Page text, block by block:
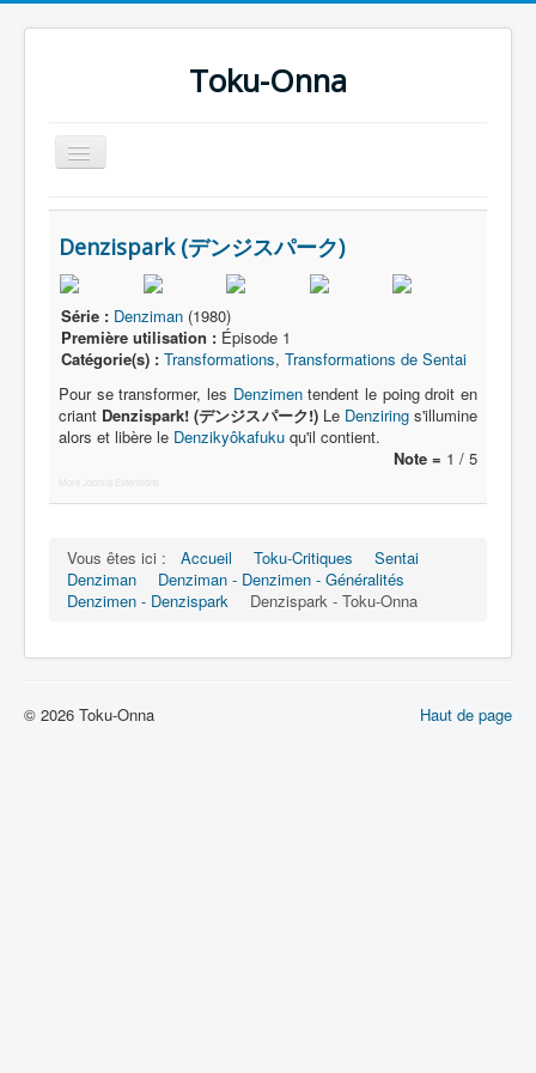
Toku-Onna
Basculer
la
Accueil
Toku-Actrices
Toku-Critiques
Séries
Films
COSAA
Denshi sentai Denziman (電子 戦
隊 デンジマン) = Escadron
Denzispark (デンジスパーク)
Série : Denziman (1980)
Première utilisation : Épisode 1
Catégorie(s) : Transformations, Transformations de Sentai
Pour se transformer, les Denzimentendent le poing droit en
criant Denzispark! (デンジスパーク!)Le Denzirings'illumine
alors et libère le Denzikyôkafuku qu'il contient.
Note = 1 / 5
More Joomla Extensions
Vous êtes ici : Accueil Toku-Critiques
Sentai
Denziman
Denziman - Denzimen - Généralités
Denzimen - Denzispark
Denzispark - Toku-Onna
Haut de page
© 2026 Toku-Onna